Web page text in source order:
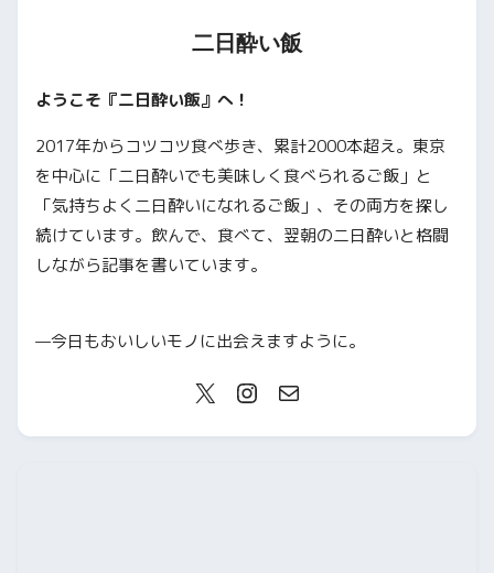
二日酔い飯
ようこそ『二日酔い飯』へ！
2017年からコツコツ食べ歩き、累計2000本超え。東京
を中心に「二日酔いでも美味しく食べられるご飯」と
「気持ちよく二日酔いになれるご飯」、その両方を探し
続けています。飲んで、食べて、翌朝の二日酔いと格闘
しながら記事を書いています。
—今日もおいしいモノに出会えますように。